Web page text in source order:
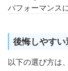
パフォーマンス
後悔しやす
以下の選び方は